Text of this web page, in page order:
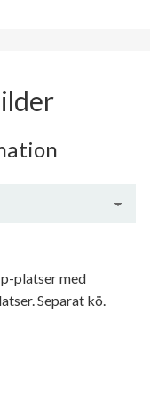
platser med
Separat kö.